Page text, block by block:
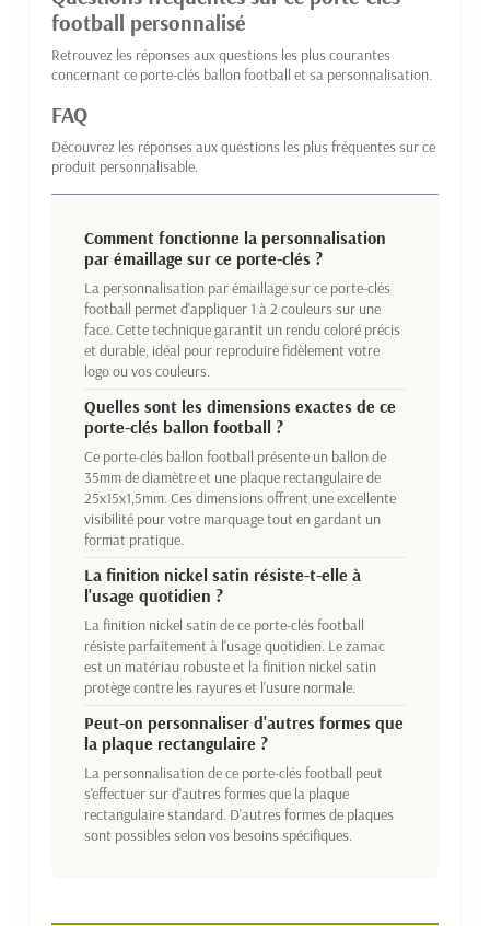
football personnalisé
Retrouvez les réponses aux questions les plus courantes
concernant ce porte-clés ballon football et sa personnalisation.
FAQ
Découvrez les réponses aux questions les plus fréquentes sur ce
produit personnalisable.
Comment fonctionne la personnalisation
par émaillage sur ce porte-clés ?
La personnalisation par émaillage sur ce porte-clés
football permet d'appliquer 1 à 2 couleurs sur une
face. Cette technique garantit un rendu coloré précis
et durable, idéal pour reproduire fidèlement votre
logo ou vos couleurs.
Quelles sont les dimensions exactes de ce
porte-clés ballon football ?
Ce porte-clés ballon football présente un ballon de
35mm de diamètre et une plaque rectangulaire de
25x15x1,5mm. Ces dimensions offrent une excellente
visibilité pour votre marquage tout en gardant un
format pratique.
La finition nickel satin résiste-t-elle à
l'usage quotidien ?
La finition nickel satin de ce porte-clés football
résiste parfaitement à l'usage quotidien. Le zamac
est un matériau robuste et la finition nickel satin
protège contre les rayures et l'usure normale.
Peut-on personnaliser d'autres formes que
la plaque rectangulaire ?
La personnalisation de ce porte-clés football peut
s'effectuer sur d'autres formes que la plaque
rectangulaire standard. D'autres formes de plaques
sont possibles selon vos besoins spécifiques.